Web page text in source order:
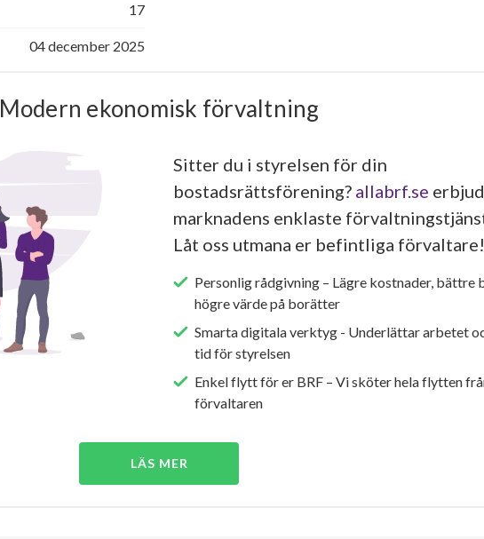
17
04 december 2025
Modern ekonomisk förvaltning
Sitter du i styrelsen för din
bostadsrättsförening? allabrf.se
marknadens enklaste
Låt oss utmana er befintliga förvaltare!
Personlig rådgivning – Lägre kostnader, bättre
högre värde på borätter
Smarta digitala verktyg - Underlättar arbetet
tid för styrelsen
Enkel flytt för er BRF – Vi sköter hela flytten
förvaltaren
LÄS MER